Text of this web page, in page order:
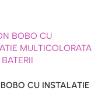
CU INSTALATIE